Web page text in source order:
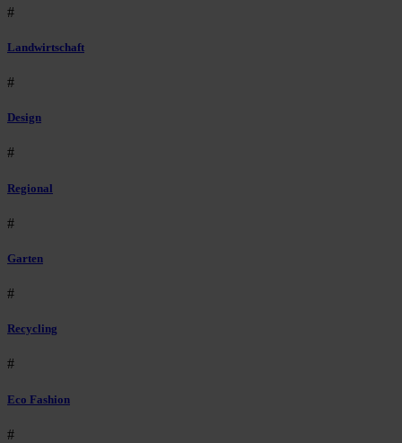
#
Landwirtschaft
#
Design
#
Regional
#
Garten
#
Recycling
#
Eco Fashion
#